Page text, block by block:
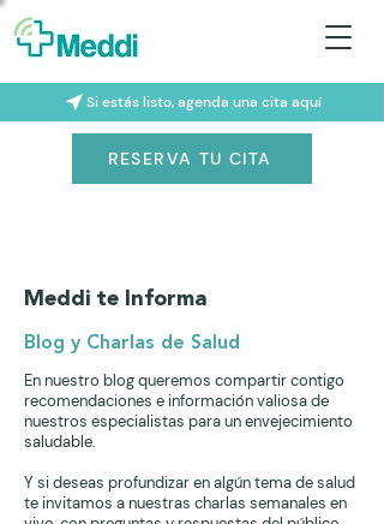
Si estás listo, agenda una cita aquí
RESERVA TU CITA
Meddi te Informa
Blog y Charlas de Salud
En nuestro blog queremos compartir contigo
recomendaciones e información valiosa de
nuestros especialistas para un envejecimiento
saludable.
Y si deseas profundizar en algún tema de salud
te invitamos a nuestras charlas semanales en